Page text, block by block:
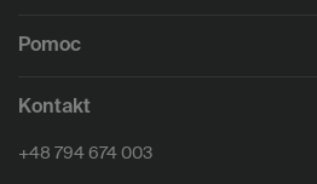
Pomoc
Kontakt
+48 794 674 003